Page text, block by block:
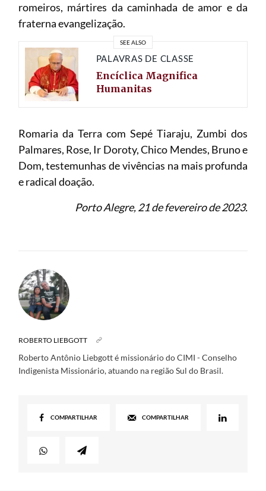
romeiros, mártires da caminhada de amor e da
fraterna evangelização.
SEE ALSO
PALAVRAS DE CLASSE
Encíclica Magnifica
Humanitas
Romaria da Terra com Sepé Tiaraju, Zumbi dos
Palmares, Rose, Ir Doroty, Chico Mendes, Bruno e
Dom, testemunhas de vivências na mais profunda
e radical doação.
Porto Alegre, 21 de fevereiro de 2023.
ROBERTO LIEBGOTT
Roberto Antônio Liebgott é missionário do CIMI - Conselho
Indigenista Missionário, atuando na região Sul do Brasil.
COMPARTILHAR COMPARTILHAR